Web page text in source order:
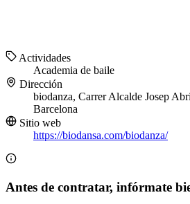
Actividades
Academia de baile
Dirección
biodanza, Carrer Alcalde Josep
Barcelona
Sitio web
https://biodansa.com/biodanza/
Antes de contratar, infórmate